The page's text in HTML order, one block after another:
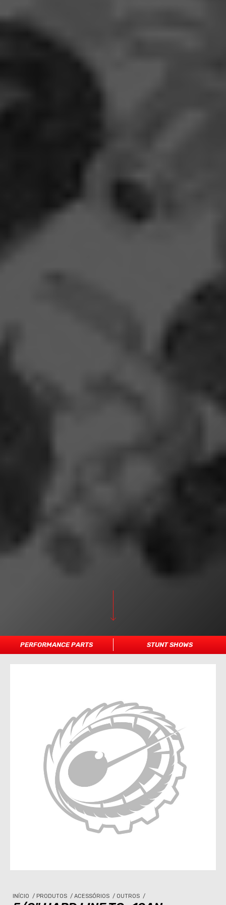
PERFORMANCE PARTS STUNT SHOWS
INÍCIO / PRODUTOS / ACESSÓRIOS / OUTROS /